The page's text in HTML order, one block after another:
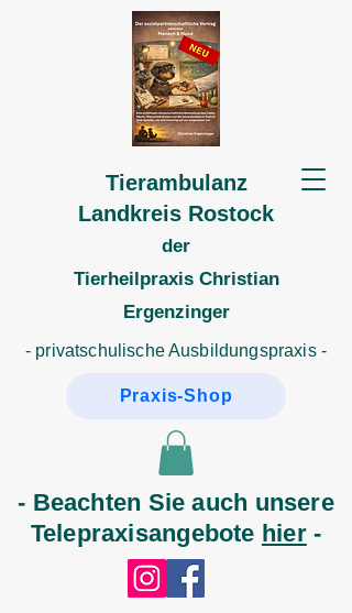
Tierambulanz
Landkreis Rostock
der
Tierheilpraxis Christian
Ergenzinger
- privatschulische Ausbildungspraxis -
- Beachten Sie auch unsere
Telepraxisangebote hier-
Praxis-Shop